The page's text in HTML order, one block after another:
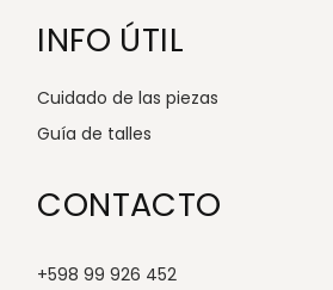
INFO ÚTIL
Cuidado de las piezas
Guía de talles
CONTACTO
+598 99 926 452